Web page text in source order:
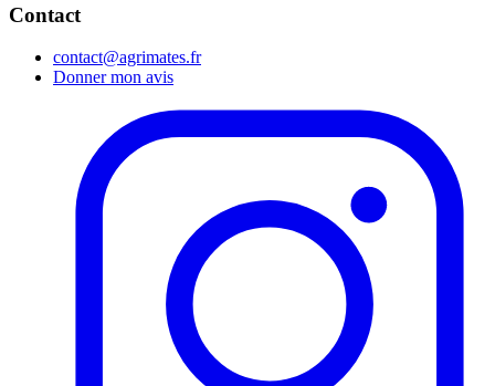
Contact
contact@agrimates.fr
Donner mon avis